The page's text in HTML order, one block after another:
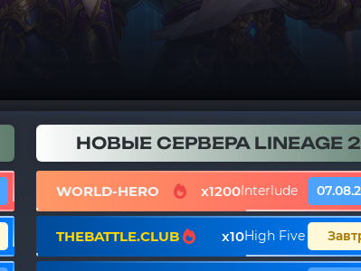
НОВЫЕ СЕРВЕРА LINEAGE 2
WORLD-HERO x1200Interlude
THEBATTLE.CLUB x10High Five